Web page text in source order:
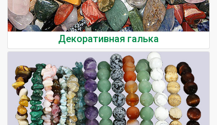
Декоративная галька